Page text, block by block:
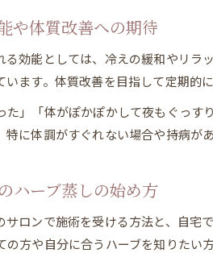
や体質改善への期待
る効能としては、冷えの緩和やリ
います。体質改善を目指して定期的
た」「体がぽかぽかして夜もぐっ
特に体調がすぐれない場合や持病が
ハーブ蒸しの始め方
サロンで施術を受ける方法と、自宅
の方や自分に合うハーブを知りたい